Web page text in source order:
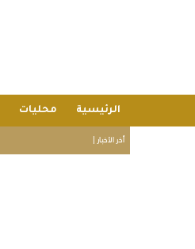
الرئيسية محليات
أخر الأخبار |